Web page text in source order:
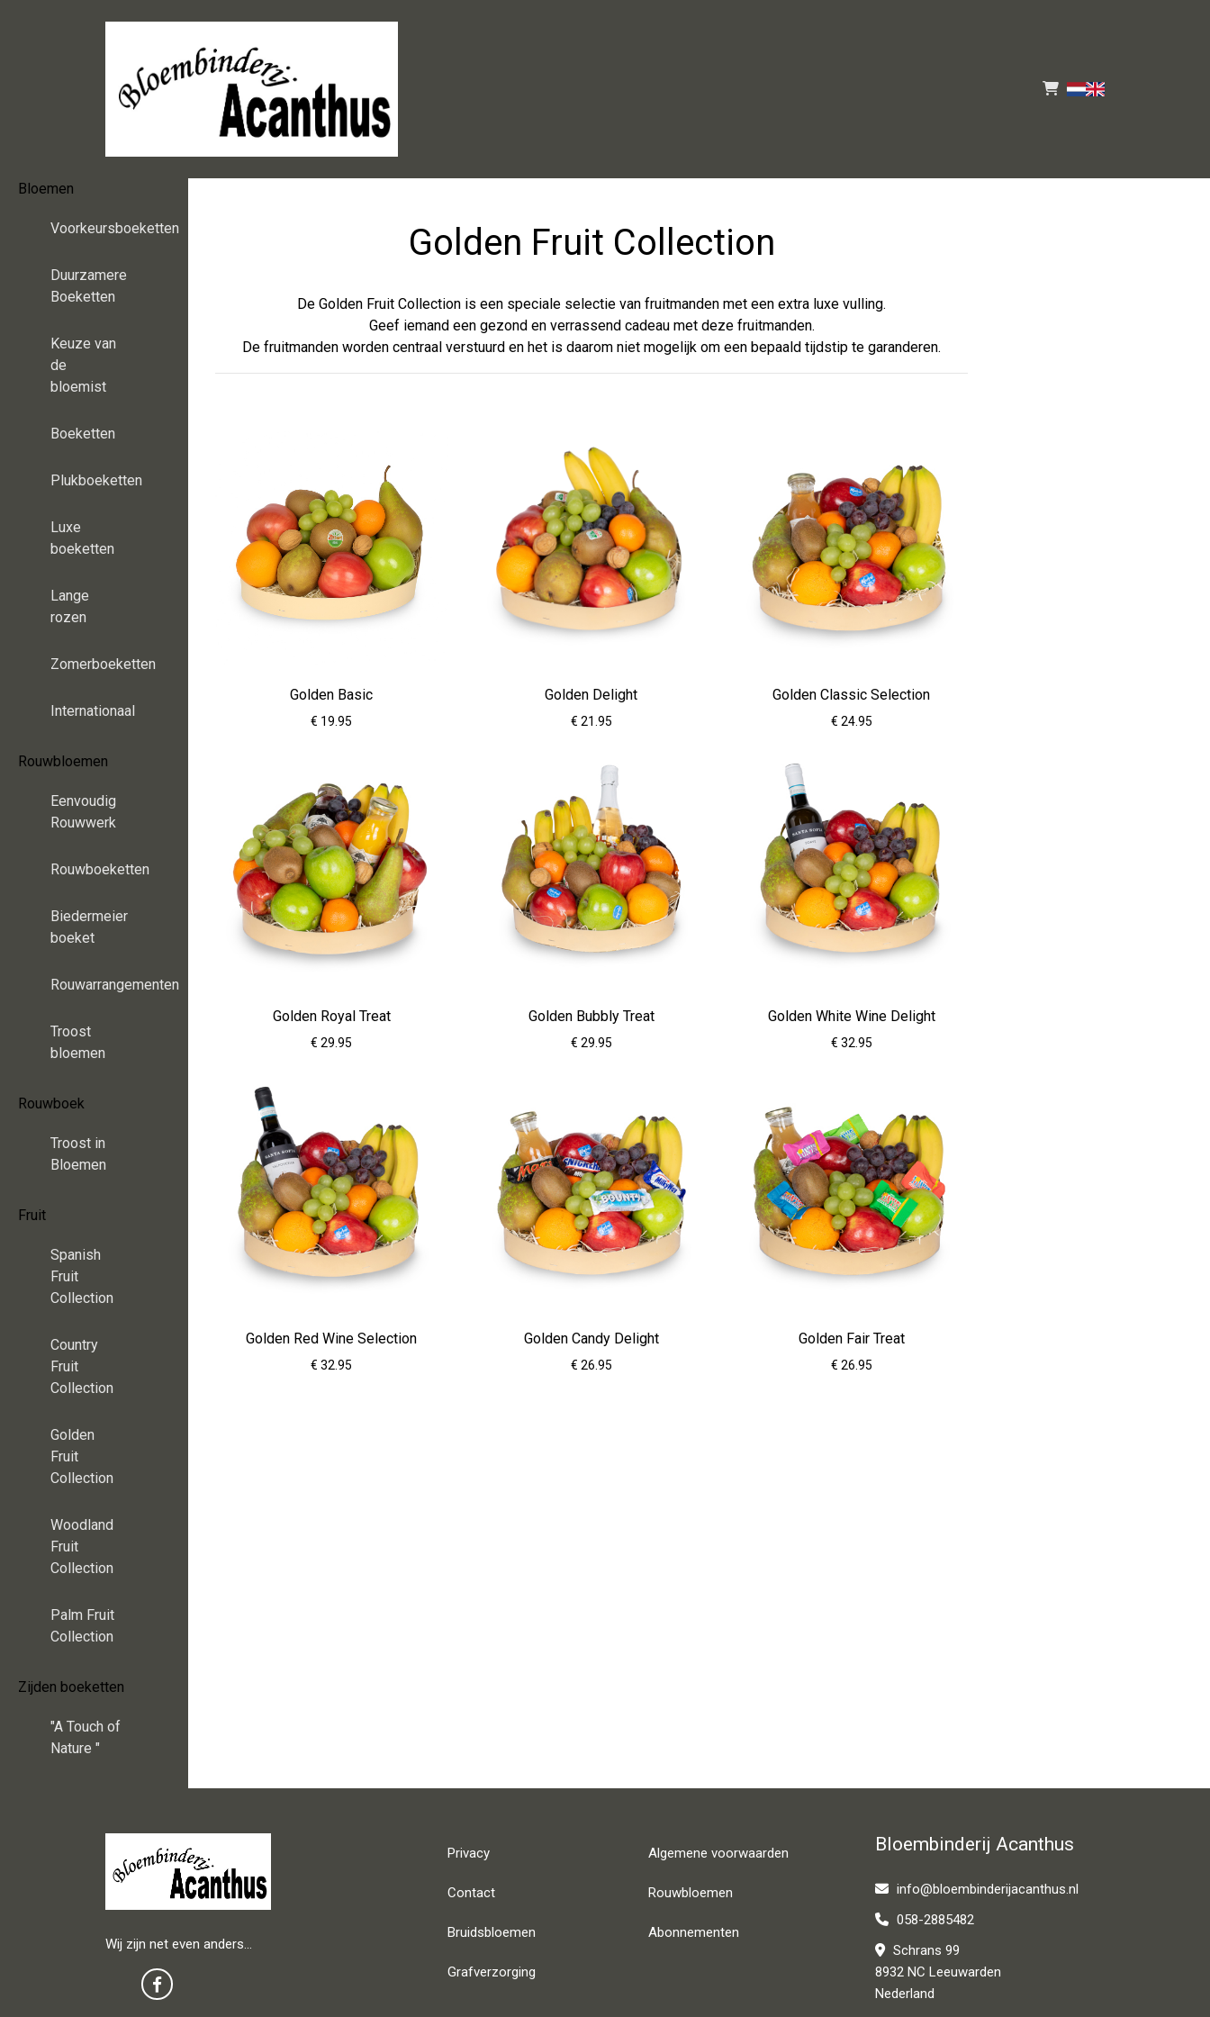
Bloemen
Voorkeursboeketten
Duurzamere
Boeketten
Keuze van
de
bloemist
Boeketten
Plukboeketten
Luxe
boeketten
Lange
rozen
Zomerboeketten
Internationaal
Rouwbloemen
Eenvoudig
Rouwwerk
Rouwboeketten
Biedermeier
boeket
Rouwarrangementen
Troost
bloemen
Rouwboek
Troost in
Bloemen
Fruit
Spanish
Fruit
Collection
Country
Fruit
Collection
Golden
Fruit
Collection
Woodland
Fruit
Collection
Palm Fruit
Collection
Zijden boeketten
"A Touch of
Nature "
Golden Fruit Collection
De Golden Fruit Collection is een speciale selectie van fruitmanden met een extra luxe vulling.
Geef iemand een gezond en verrassend cadeau met deze fruitmanden.
De fruitmanden worden centraal verstuurd en het is daarom niet mogelijk om een bepaald tijdstip te garanderen.
Golden Basic
€ 19.95
Golden Delight
€ 21.95
Golden Classic Selection
€ 24.95
Golden Royal Treat
€ 29.95
Golden Bubbly Treat
€ 29.95
Golden White Wine Delight
€ 32.95
Golden Red Wine Selection
€ 32.95
Golden Candy Delight
€ 26.95
Golden Fair Treat
€ 26.95
Wij zijn net even anders…
Privacy Algemene voorwaarden
Contact Rouwbloemen
Bruidsbloemen Abonnementen
Grafverzorging
Bloembinderij Acanthus
info@bloembinderijacanthus.nl
058-2885482
Schrans 99
8932 NC Leeuwarden
Nederland